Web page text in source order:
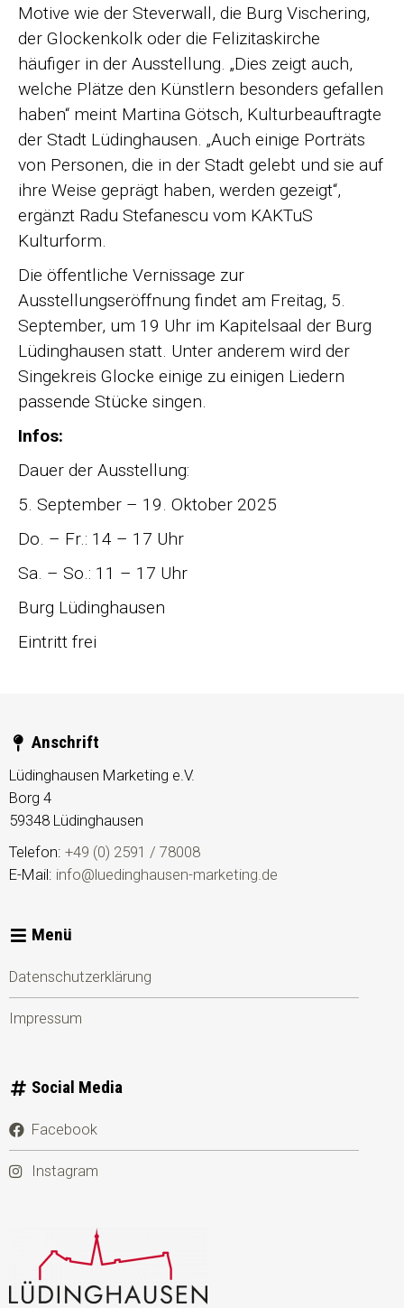
Motive wie der Steverwall, die Burg Vischering,
der Glockenkolk oder die Felizitaskirche
häufiger in der Ausstellung. „Dies zeigt auch,
welche Plätze den Künstlern besonders gefallen
haben“ meint Martina Götsch, Kulturbeauftragte
der Stadt Lüdinghausen. „Auch einige Porträts
von Personen, die in der Stadt gelebt und sie auf
ihre Weise geprägt haben, werden gezeigt“,
ergänzt Radu Stefanescu vom KAKTuS
Kulturform.
Die öffentliche Vernissage zur
Ausstellungseröffnung findet am Freitag, 5.
September, um 19 Uhr im Kapitelsaal der Burg
Lüdinghausen statt. Unter anderem wird der
Singekreis Glocke einige zu einigen Liedern
passende Stücke singen.
Infos:
Dauer der Ausstellung:
5. September – 19. Oktober 2025
Do. – Fr.: 14 – 17 Uhr
Sa. – So.: 11 – 17 Uhr
Burg Lüdinghausen
Eintritt frei
Anschrift
Lüdinghausen Marketing e.V.
Borg 4
59348 Lüdinghausen
Telefon: +49 (0) 2591 / 78008
E-Mail: info@luedinghausen-marketing.de
Menü
Datenschutzerklärung
Impressum
Social Media
Facebook
Instagram